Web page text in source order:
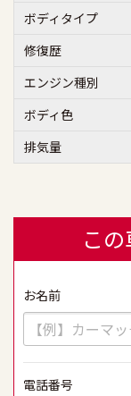
ボディタイプ
修復歴
エンジン種別
ボディ色
排気量
こ
お名前
電話番号